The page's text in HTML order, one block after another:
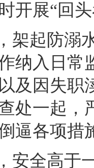
开展“回
架起防溺
纳入日常
及因失职
处一起
逼各项措
安全高于